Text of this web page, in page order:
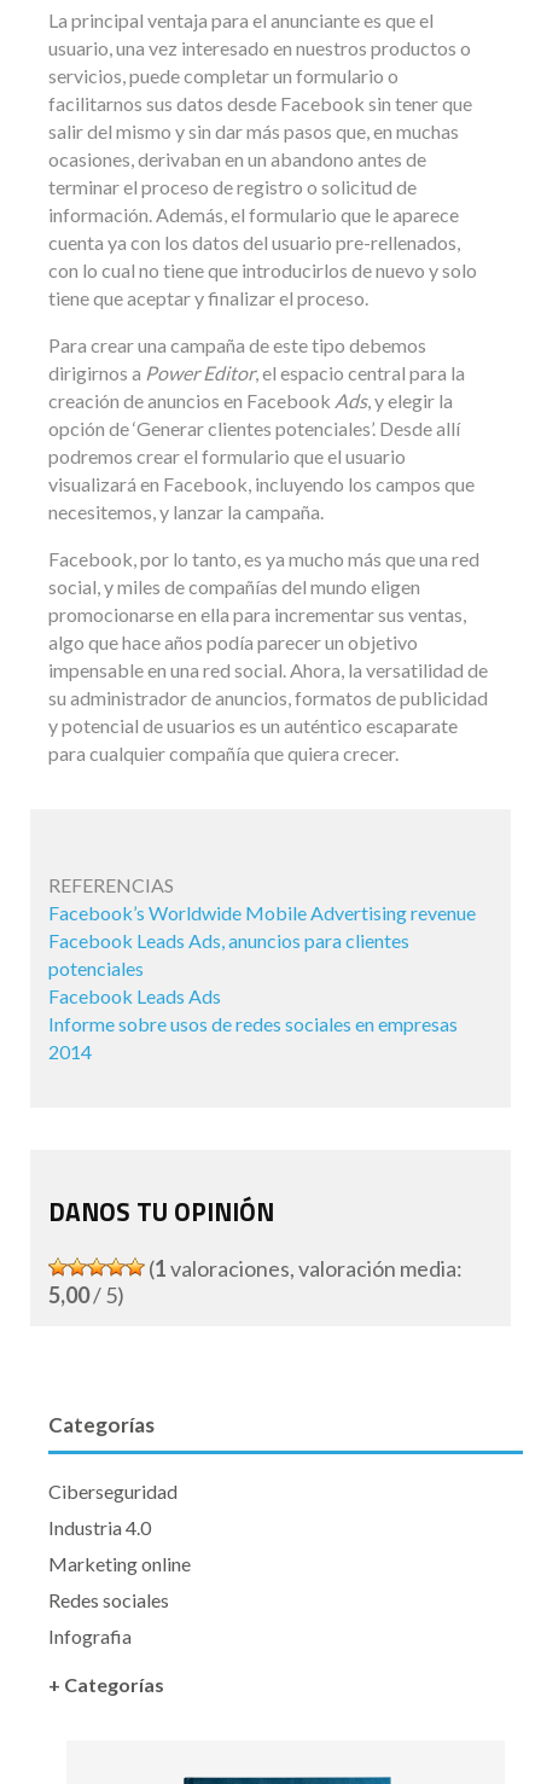
La principal ventaja para el anunciante es que el
usuario, una vez interesado en nuestros productos o
servicios, puede completar un formulario o
facilitarnos sus datos desde Facebook sin tener que
salir del mismo y sin dar más pasos que, en muchas
ocasiones, derivaban en un abandono antes de
terminar el proceso de registro o solicitud de
información. Además, el formulario que le aparece
cuenta ya con los datos del usuario pre-rellenados,
con lo cual no tiene que introducirlos de nuevo y solo
tiene que aceptar y finalizar el proceso.
Para crear una campaña de este tipo debemos
dirigirnos a Power Editor, el espacio central para la
creación de anuncios en Facebook Ads, y elegir la
opción de ‘Generar clientes potenciales’. Desde allí
podremos crear el formulario que el usuario
visualizará en Facebook, incluyendo los campos que
necesitemos, y lanzar la campaña.
Facebook, por lo tanto, es ya mucho más que una red
social, y miles de compañías del mundo eligen
promocionarse en ella para incrementar sus ventas,
algo que hace años podía parecer un objetivo
impensable en una red social. Ahora, la versatilidad de
su administrador de anuncios, formatos de publicidad
y potencial de usuarios es un auténtico escaparate
para cualquier compañía que quiera crecer.
REFERENCIAS
Facebook’s Worldwide Mobile Advertising revenue
Facebook Leads Ads, anuncios para clientes
potenciales
Facebook Leads Ads
Informe sobre usos de redes sociales en empresas
2014
DANOS TU OPINIÓN
(1valoraciones, valoración media:
5,00/ 5)
Categorías
Ciberseguridad
Industria 4.0
Marketing online
Redes sociales
Infografia
+ Categorías